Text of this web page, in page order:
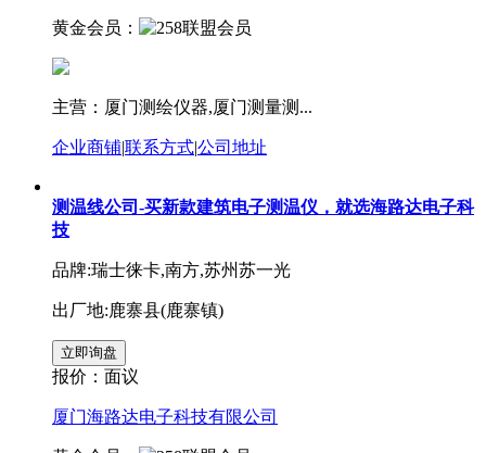
黄金会员：
主营：厦门测绘仪器,厦门测量测...
企业商铺|联系方式|公司地址
测温线公司-买新款建筑电子测温仪，就选海路达电子科
技
品牌:瑞士徕卡,南方,苏州苏一光
出厂地:鹿寨县(鹿寨镇)
报价： 面议
厦门海路达电子科技有限公司